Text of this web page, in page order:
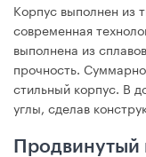
Корпус выполнен из
современная
выполнена из
прочность.
стильный корпус. В
углы, сделав
Продвинутый